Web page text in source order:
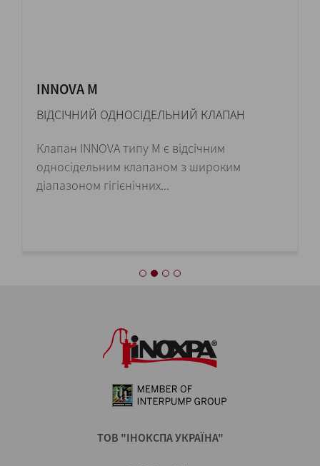
INNOVA M
ВІДСІЧНИЙ ОДНОСІДЕЛЬНИЙ КЛАПАН
Клапан INNOVA типу M є відсічним
односідельним клапаном з широким
діапазоном гігієнічних...
ТОВ "ІНОКСПА УКРАЇНА"